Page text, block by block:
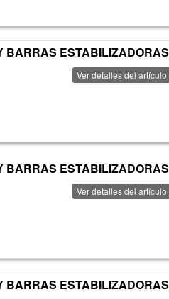
BARRAS ESTABILIZADORAS
Ver detalles del artículo
BARRAS ESTABILIZADORAS
Ver detalles del artículo
BARRAS ESTABILIZADORAS